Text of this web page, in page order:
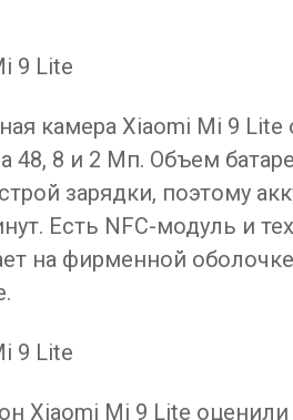
камера Xiaomi Mi 9
48, 8 и 2 Мп. Объем
зарядки, поэтому
Есть NFC-модуль и
на фирменной
Xiaomi Mi 9 Lite оценили